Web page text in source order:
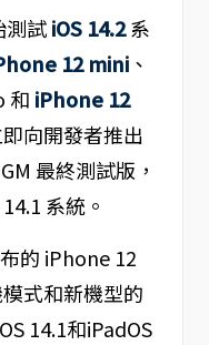
測試iOS 14.2系
12 mini、
和 iPhone 12
向開發者推出
最終測試版，
系統。
的 iPhone 12
式和新機型的
14.1和iPadOS